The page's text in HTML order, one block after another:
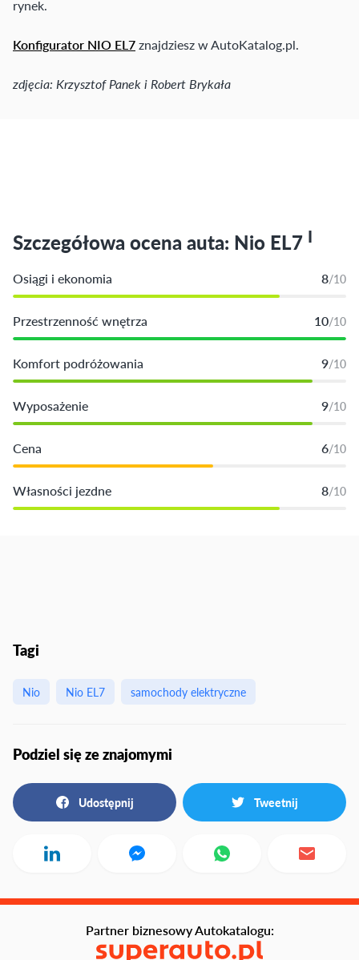
rynek.
Konfigurator NIO EL7znajdziesz w AutoKatalog.pl.
zdjęcia: Krzysztof Panek i Robert Brykała
Szczegółowa ocena auta: Nio EL7 I
Osiągi i ekonomia 8/10
Przestrzenność wnętrza 10/10
Komfort podróżowania 9/10
Wyposażenie 9/10
Cena 6/10
Własności jezdne 8/10
Tagi
Nio Nio EL7 samochody elektryczne
Podziel się ze znajomymi
Udostępnij Tweetnij
Partner biznesowy Autokatalogu: